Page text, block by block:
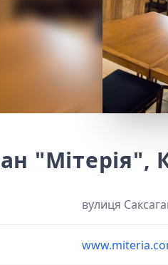
"Мітерія",
вулиця